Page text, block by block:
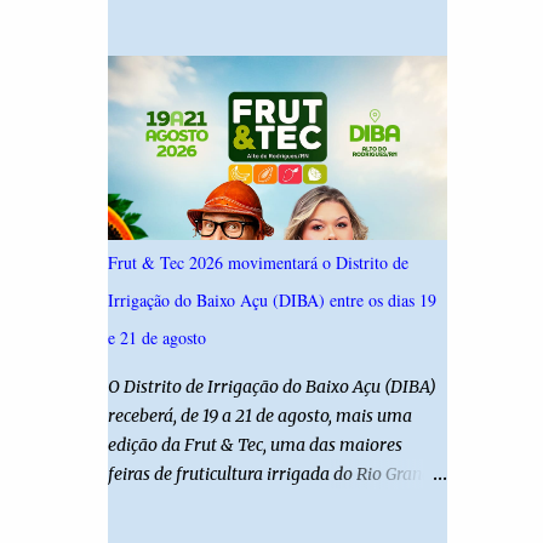
nota, a Polícia Militar manifestou
solidariedade à vítima e aos familiares e
destacou q...
somaram 6,4% e outros 43,8% não
souberam responder. A pesquisa IPSsensus
ouviu 1.500 eleitores em todas as regiões do
Rio Grande do Norte entre os dias 18 e 22 de
junho de 2026. O levantamento possui
margem de erro de 2,5 pontos percentuais e
nível de confiança de 95%. Registro no TSE:
RN-09520/2026
Frut & Tec 2026 movimentará o Distrito de
Irrigação do Baixo Açu (DIBA) entre os dias 19
e 21 de agosto
O Distrito de Irrigação do Baixo Açu (DIBA)
receberá, de 19 a 21 de agosto, mais uma
edição da Frut & Tec, uma das maiores
feiras de fruticultura irrigada do Rio Grande